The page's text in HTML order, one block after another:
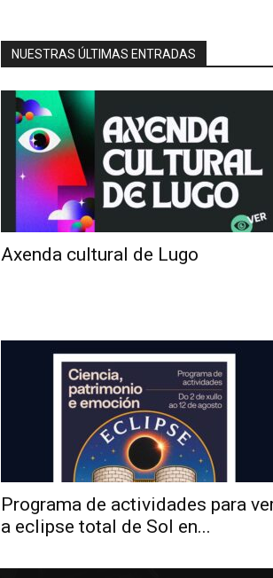
NUESTRAS ÚLTIMAS ENTRADAS
Axenda cultural de Lugo
Programa de actividades para
a eclipse total de Sol en...